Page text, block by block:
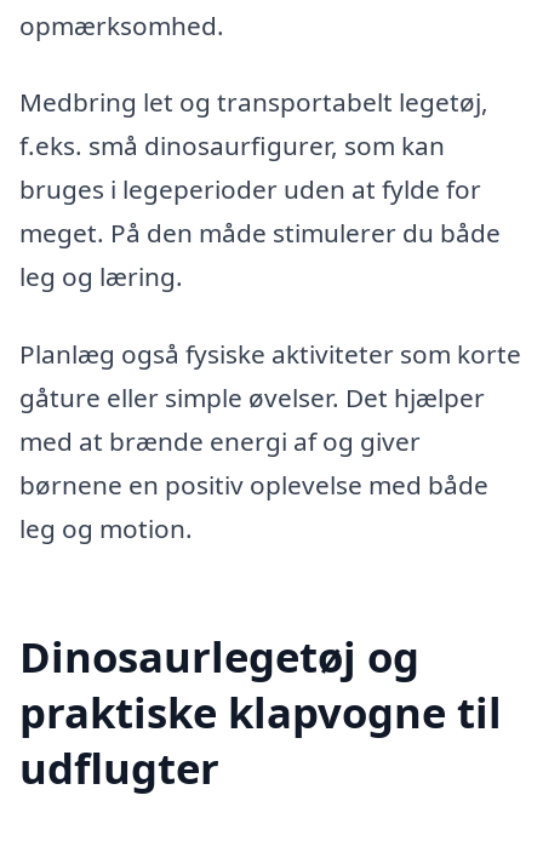
opmærksomhed.
Medbring let og transportabelt legetøj,
f.eks. små dinosaurfigurer, som kan
bruges i legeperioder uden at fylde for
meget. På den måde stimulerer du både
leg og læring.
Planlæg også fysiske aktiviteter som korte
gåture eller simple øvelser. Det hjælper
med at brænde energi af og giver
børnene en positiv oplevelse med både
leg og motion.
Dinosaurlegetøj og
praktiske klapvogne til
udflugter